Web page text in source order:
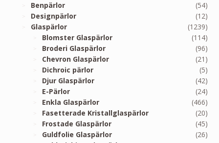
Benpärlor
(54)
Designpärlor
(12)
Glaspärlor
(1239)
Blomster Glaspärlor
(114)
Broderi Glaspärlor
(96)
Chevron Glaspärlor
(21)
Dichroic pärlor
(5)
Djur Glaspärlor
(42)
E-Pärlor
(24)
Enkla Glaspärlor
(466)
Fasetterade Kristallglaspärlor
(20)
Frostade Glaspärlor
(45)
Guldfolie Glaspärlor
(26)